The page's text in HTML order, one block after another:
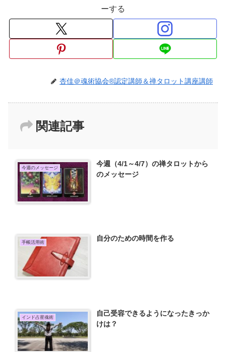
ーする
杏佳＠魂術協会®認定講師＆禅タロット講座講師
関連記事
今週のメッセージ
今週（4/1～4/7）の禅タロットから
のメッセージ
手帳活用術 自分のための時間を作る
インド占星魂術
自己受容できるようになったきっか
けは？